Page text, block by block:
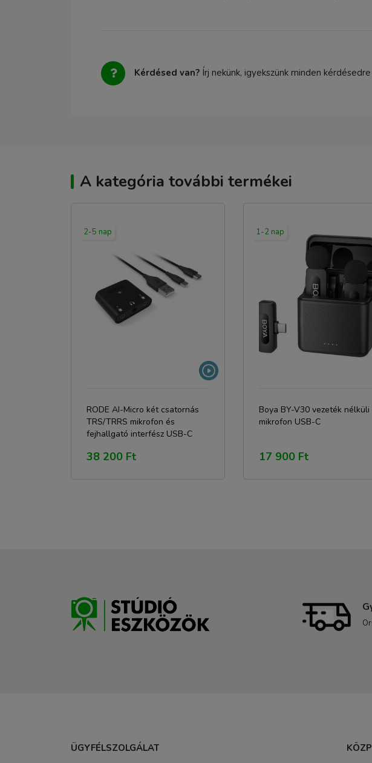
Kérdésed van? Írj nekünk, igyekszünk minden
A kategória további termékei
2-5 nap
RODE AI-Micro két csatornás
TRS/TRRS mikrofon és
fejhallgató interfész USB-C
USB-A kábelekkel
38 200 Ft
1-2 nap
Boya BY-V30 vezeték nélküli
mikrofon USB-C
17 900 Ft
ÜGYFÉLSZOLGÁLAT